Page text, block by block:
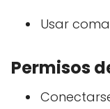
Usar
Permisos